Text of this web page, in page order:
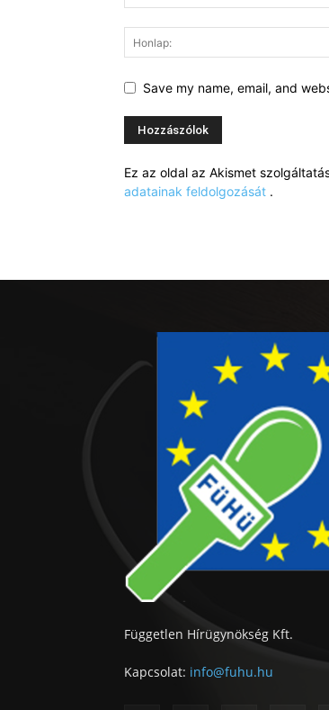
Save my name, email, and
Ez az oldal az Akismet
adatainak feldolgozását .
Független Hírügynökség Kft.
Kapcsolat: info@fuhu.hu